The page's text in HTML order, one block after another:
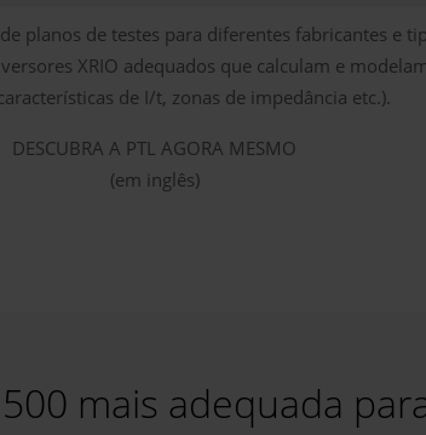
planos de testes para diferentes fabricantes e
XRIO adequados que calculam e
de I/t, zonas de impedância etc.).
DESCUBRA A PTL AGORA MESMO
(em inglês)
mais adequada